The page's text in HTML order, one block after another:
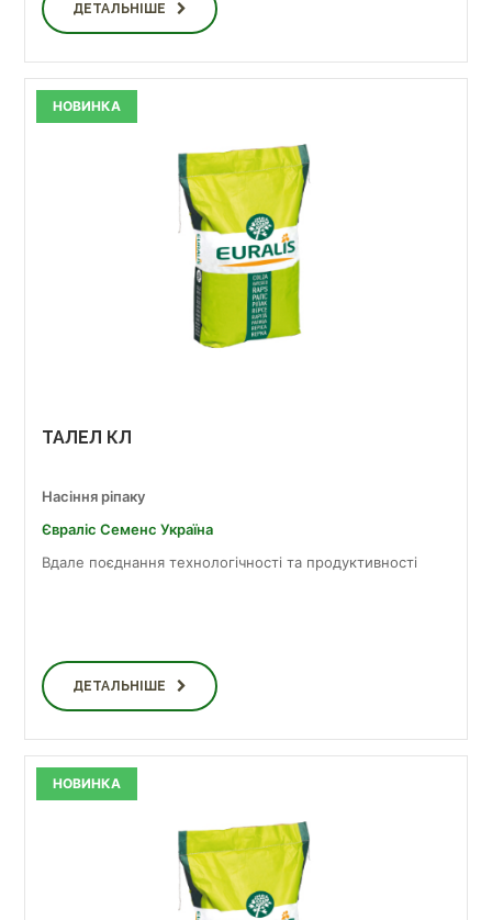
ДЕТАЛЬНІШЕ
ТАЛЕЛ КЛ
Насіння ріпаку
Євраліс Семенс Україна
Вдале поєднання технологічності та продуктивності
ДЕТАЛЬНІШЕ
НОВИНКА
НОВИНКА